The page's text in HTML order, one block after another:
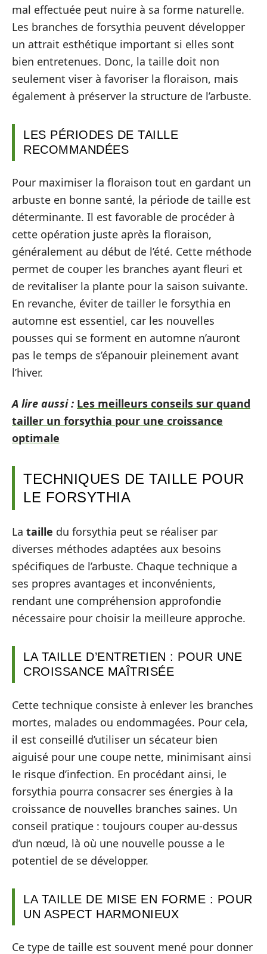
mal effectuée peut nuire à sa forme naturelle.
Les branches de forsythia peuvent développer
un attrait esthétique important si elles sont
bien entretenues. Donc, la taille doit non
seulement viser à favoriser la floraison, mais
également à préserver la structure de l’arbuste.
LES PÉRIODES DE TAILLE
RECOMMANDÉES
Pour maximiser la floraison tout en gardant un
arbuste en bonne santé, la période de taille est
déterminante. Il est favorable de procéder à
cette opération juste après la floraison,
généralement au début de l’été. Cette méthode
permet de couper les branches ayant fleuri et
de revitaliser la plante pour la saison suivante.
En revanche, éviter de tailler le forsythia en
automne est essentiel, car les nouvelles
pousses qui se forment en automne n’auront
pas le temps de s’épanouir pleinement avant
l’hiver.
A lire aussi : Les meilleurs conseils sur quand
tailler un forsythia pour une croissance
optimale
TECHNIQUES DE TAILLE POUR
LE FORSYTHIA
La taille du forsythia peut se réaliser par
diverses méthodes adaptées aux besoins
spécifiques de l’arbuste. Chaque technique a
ses propres avantages et inconvénients,
rendant une compréhension approfondie
nécessaire pour choisir la meilleure approche.
LA TAILLE D’ENTRETIEN : POUR UNE
CROISSANCE MAÎTRISÉE
Cette technique consiste à enlever les branches
mortes, malades ou endommagées. Pour cela,
il est conseillé d’utiliser un sécateur bien
aiguisé pour une coupe nette, minimisant ainsi
le risque d’infection. En procédant ainsi, le
forsythia pourra consacrer ses énergies à la
croissance de nouvelles branches saines. Un
conseil pratique : toujours couper au-dessus
d’un nœud, là où une nouvelle pousse a le
potentiel de se développer.
LA TAILLE DE MISE EN FORME : POUR
UN ASPECT HARMONIEUX
Ce type de taille est souvent mené pour donner